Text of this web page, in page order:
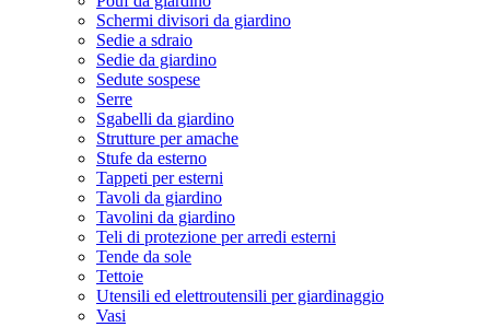
Schermi divisori da giardino
Sedie a sdraio
Sedie da giardino
Sedute sospese
Serre
Sgabelli da giardino
Strutture per amache
Stufe da esterno
Tappeti per esterni
Tavoli da giardino
Tavolini da giardino
Teli di protezione per arredi esterni
Tende da sole
Tettoie
Utensili ed elettroutensili per giardinaggio
Vasi